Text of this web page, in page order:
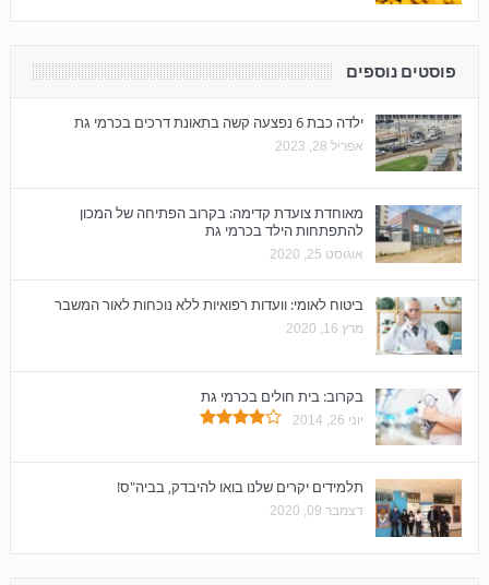
פוסטים נוספים
ילדה כבת 6 נפצעה קשה בתאונת דרכים בכרמי גת
אפריל 28, 2023
מאוחדת צועדת קדימה: בקרוב הפתיחה של המכון
להתפתחות הילד בכרמי גת
אוגוסט 25, 2020
ביטוח לאומי: וועדות רפואיות ללא נוכחות לאור המשבר
מרץ 16, 2020
בקרוב: בית חולים בכרמי גת
יוני 26, 2014
תלמידים יקרים שלנו בואו להיבדק, בביה"ס!
דצמבר 09, 2020